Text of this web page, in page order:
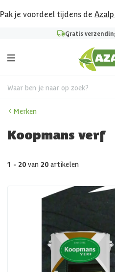
Pak je voordeel tijdens de
Waar ben je naar op zoek?
Merken
Koopmans verf
1 - 20 van 20 artikelen